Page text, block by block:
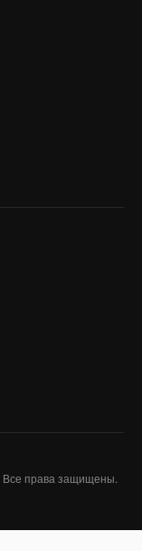
Все права защищены.